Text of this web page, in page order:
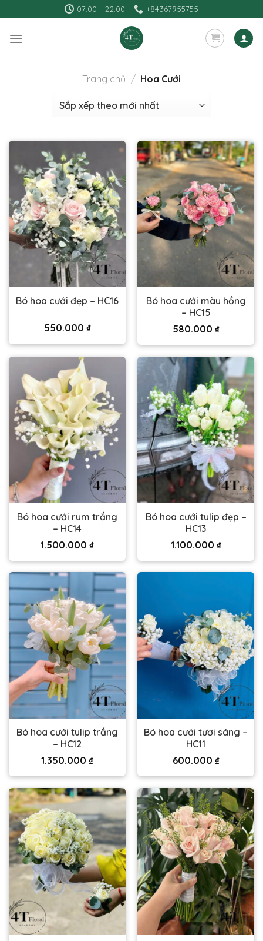
to
content
07:00 - 22:00 +84367955755
Trang chủ / Hoa Cưới
Bó hoa cưới đẹp – HC16
550.000 ₫
Bó hoa cưới màu hồng
– HC15
580.000 ₫
Bó hoa cưới rum trắng
– HC14
1.500.000 ₫
Bó hoa cưới tulip đẹp –
HC13
1.100.000 ₫
Bó hoa cưới tulip trắng
– HC12
1.350.000 ₫
Bó hoa cưới tươi sáng –
HC11
600.000 ₫